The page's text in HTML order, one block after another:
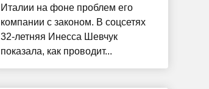
Италии на фоне проблем его
компании с законом. В соцсетях
32-летняя Инесса Шевчук
показала, как проводит...